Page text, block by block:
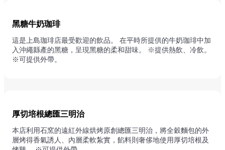
黑糖牛奶珈琲
這是上島珈琲店最受歡迎的飲品。 在平時所提供的牛奶珈琲中加
入沖繩縣產的黑糖，呈現黑糖的柔和甜味。 ※提供熱飲、冷飲。
※可提供外帶。
厚切培根總匯三明治
本店利用石窯的遠紅外線烘烤原創總匯三明治，將全穀麵包的外
層烤得香氣誘人、內層柔軟紮實，餡料則奢侈地使用厚切培根及